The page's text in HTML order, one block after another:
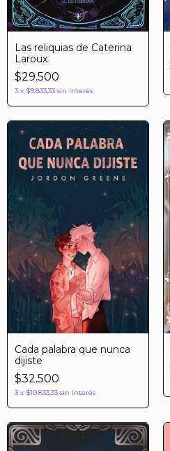
Las reliquias de Caterina
Laroux
$29.500
3 x $9.833,33 sin interés
Cada palabra que nunca
dijiste
$32.500
3 x $10.833,33 sin interés